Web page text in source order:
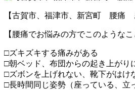
【古賀市、福津市、新宮町 腰痛
【腰痛でお悩みの方でこのような
□ズキズキする痛みがある
□朝ベッド、布団からの起き上がり
□ズボンを上げれない、靴下がはけ
□長時間同じ姿勢（座っている、立